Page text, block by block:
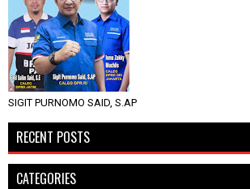
SIGIT PURNOMO SAID, S.AP
RECENT POSTS
CATEGORIES